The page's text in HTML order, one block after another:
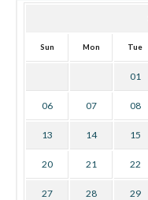
Sun Mon Tue
01
06 07 08
13 14 15
20 21 22
27 28 29